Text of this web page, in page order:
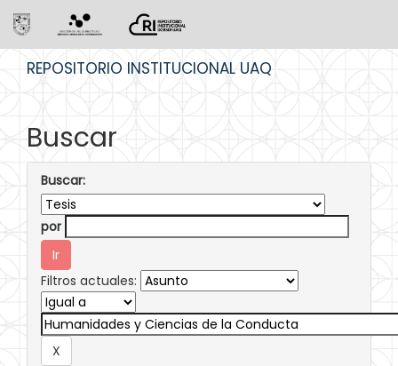
REPOSITORIO INSTITUCIONAL UAQ
Buscar
Buscar:
por
Filtros actuales: